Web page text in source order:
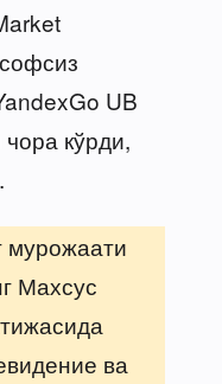
UB
кўрди,
мурожаати
Махсус
ва